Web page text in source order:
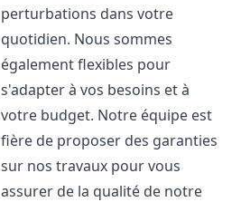
perturbations dans votre
quotidien. Nous sommes
également flexibles pour
s'adapter à vos besoins et à
votre budget. Notre équipe est
fière de proposer des garanties
sur nos travaux pour vous
assurer de la qualité de notre